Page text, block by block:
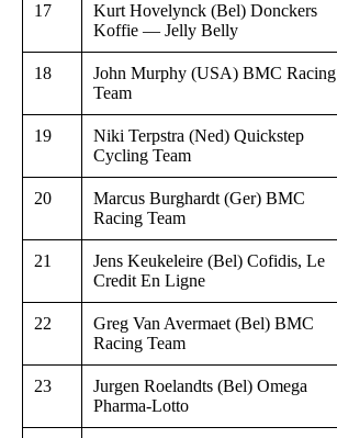
17
Kurt Hovelynck (Bel) Donckers
Koffie — Jelly Belly
18
John Murphy (USA) BMC Racing
Team
19
Niki Terpstra (Ned) Quickstep
Cycling Team
20
Marcus Burghardt (Ger) BMC
Racing Team
21
Jens Keukeleire (Bel) Cofidis, Le
Credit En Ligne
22
Greg Van Avermaet (Bel) BMC
Racing Team
23
Jurgen Roelandts (Bel) Omega
Pharma-Lotto